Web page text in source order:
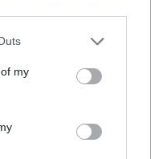
my
5 (před 4 lety)